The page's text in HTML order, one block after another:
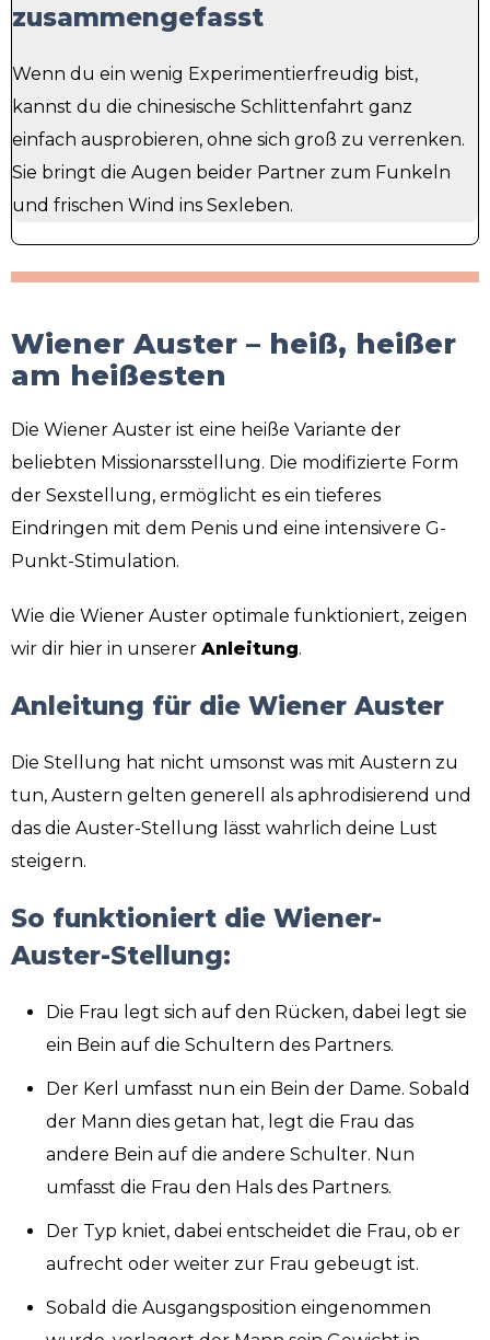
zusammengefasst
Wenn du ein wenig Experimentierfreudig bist,
kannst du die chinesische Schlittenfahrt ganz
einfach ausprobieren, ohne sich groß zu verrenken.
Sie bringt die Augen beider Partner zum Funkeln
und frischen Wind ins Sexleben.
Wiener Auster – heiß, heißer
am heißesten
Die Wiener Auster ist eine heiße Variante der
beliebten Missionarsstellung. Die modifizierte Form
der Sexstellung, ermöglicht es ein tieferes
Eindringen mit dem Penis und eine intensivere G-
Punkt-Stimulation.
Wie die Wiener Auster optimale funktioniert, zeigen
wir dir hier in unserer Anleitung.
Anleitung für die Wiener Auster
Die Stellung hat nicht umsonst was mit Austern zu
tun, Austern gelten generell als aphrodisierend und
das die Auster-Stellung lässt wahrlich deine Lust
steigern.
So funktioniert die Wiener-
Auster-Stellung:
Die Frau legt sich auf den Rücken, dabei legt sie
ein Bein auf die Schultern des Partners.
Der Kerl umfasst nun ein Bein der Dame. Sobald
der Mann dies getan hat, legt die Frau das
andere Bein auf die andere Schulter. Nun
umfasst die Frau den Hals des Partners.
Der Typ kniet, dabei entscheidet die Frau, ob er
aufrecht oder weiter zur Frau gebeugt ist.
Sobald die Ausgangsposition eingenommen